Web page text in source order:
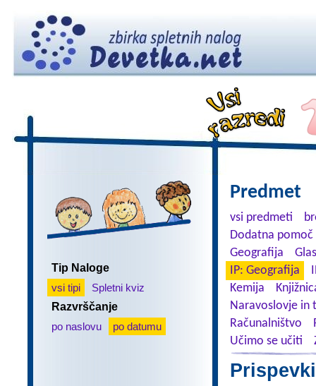
Tip Naloge
vsi tipi
Spletni kviz
Razvrščanje
po naslovu
po datumu
Predmet
vsi predmeti
Dodatna
Geografija
IP: Geografija
Kemija
Naravoslovje in
Računalništvo
Učimo se učiti